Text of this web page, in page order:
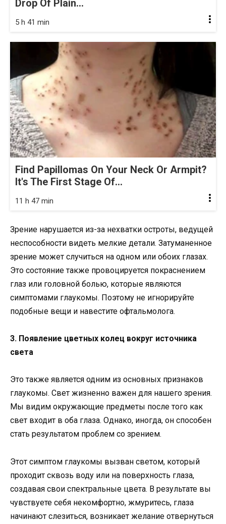
Drop Of Plain...
5 h 41 min
Find Papillomas On Your Neck Or Armpit?
It's The First Stage Of...
11 h 47 min
Зрение нарушается из-за нехватки остроты, ведущей
неспособности видеть мелкие детали. Затуманенное
зрение может случиться на одном или обоих глазах.
Это состояние также провоцируется покраснением
глаз или головной болью, которые являются
симптомами глаукомы. Поэтому не игнорируйте
подобные вещи и навестите офтальмолога.
3. Появление цветных колец вокруг источника
света
Это также является одним из основных признаков
глаукомы. Свет жизненно важен для нашего зрения.
Мы видим окружающие предметы после того как
свет входит в оба глаза. Однако, иногда, он способен
стать результатом проблем со зрением.
Этот симптом глаукомы вызван светом, который
проходит сквозь воду или на поверхность глаза,
создавая свои спектральные цвета. В результате вы
чувствуете себя некомфортно, жмуритесь, глаза
начинают слезиться, возникает желание отвернуться